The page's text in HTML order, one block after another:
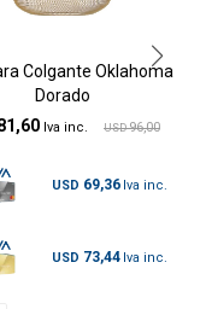
Colgante Oklahoma
Dorado
USD 96,00
USD 69,36
USD 73,44